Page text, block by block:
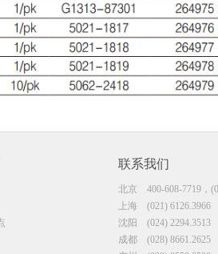
联系我们
北京 400-608-7719，
上海 (021) 6126.3966
沈阳 (024) 2294.3513
成都 (028) 8661.2625